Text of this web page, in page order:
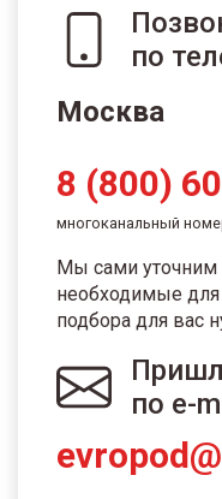
по
Москва
8 (800)
многоканальный
Мы сами уточним
необходимые
подбора для вас
по e-